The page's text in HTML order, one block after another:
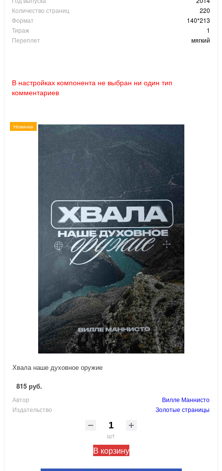
Количество страниц
220
Формат
140*213
Тираж
1
Переплет
мягкий
В настройках компонента не выбран ни один тип
комментариев
Новинка
Хвала наше духовное оружие
815 руб.
Автор
Вилле Маннисто
Издательство
Золотые страницы
шт
В корзину